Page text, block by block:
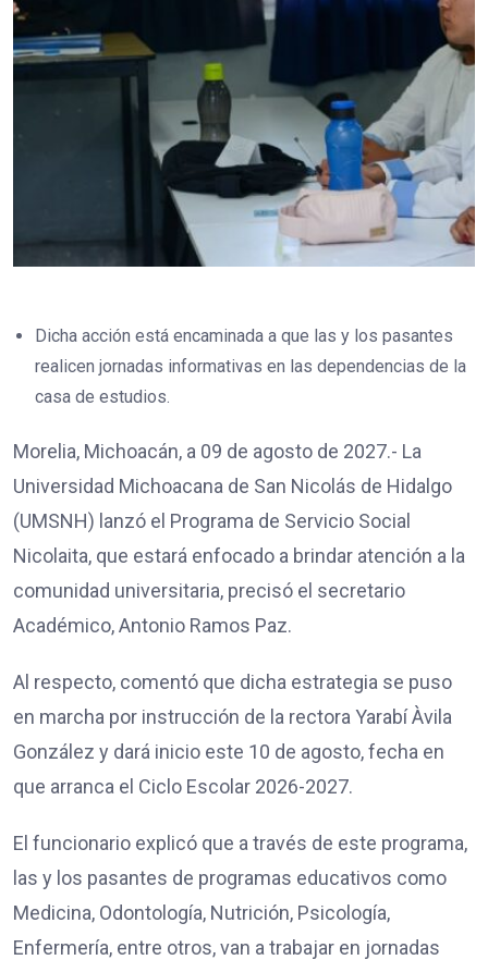
Dicha acción está encaminada a que las y los pasantes
realicen jornadas informativas en las dependencias de la
casa de estudios.
Morelia, Michoacán, a 09 de agosto de 2027.- La
Universidad Michoacana de San Nicolás de Hidalgo
(UMSNH) lanzó el Programa de Servicio Social
Nicolaita, que estará enfocado a brindar atención a la
comunidad universitaria, precisó el secretario
Académico, Antonio Ramos Paz.
Al respecto, comentó que dicha estrategia se puso
en marcha por instrucción de la rectora Yarabí Àvila
González y dará inicio este 10 de agosto, fecha en
que arranca el Ciclo Escolar 2026-2027.
El funcionario explicó que a través de este programa,
las y los pasantes de programas educativos como
Medicina, Odontología, Nutrición, Psicología,
Enfermería, entre otros, van a trabajar en jornadas